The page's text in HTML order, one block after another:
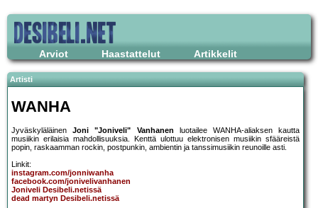
Arviot Haastattelut Artikkelit
Artisti
WANHA
JyväskyläläinenJoni "Joniveli" Vanhanen luotailee WANHA-aliaksen kautta
musiikin erilaisia mahdollisuuksia. Kenttä ulottuu elektronisen musiikin sfääreistä
popin, raskaamman rockin, postpunkin, ambientin ja tanssimusiikin reunoille asti.
Linkit:
instagram.com/jonniwanha
facebook.com/jonivelivanhanen
Joniveli Desibeli.netissä
dead martyn Desibeli.netissä